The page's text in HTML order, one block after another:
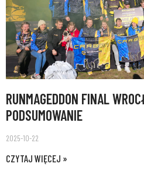
RUNMAGEDDON FINAL
PODSUMOWANIE
2025-10-22
CZYTAJ WIĘCEJ »